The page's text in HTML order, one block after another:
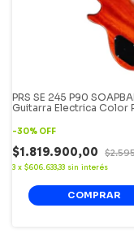
PRS SE 245 P90
Guitarra Electrica Color
-30% OFF
$1.819.900,00
3 x $606.633,33 sin interés